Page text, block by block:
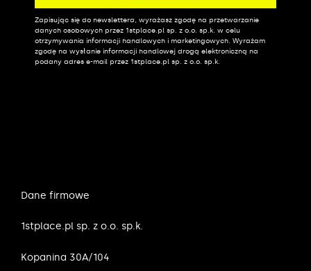
Alternative:
Zapisując się do newslettera, wyrażasz zgodę na przetwarzanie
danych osobowych przez 1stplace.pl sp. z o.o. sp.k. w celu
otrzymywania informacji handlowych i marketingowych. Wyrażam
zgodę na wysłanie informacji handlowej drogą elektroniczną na
podany adres e-mail przez 1stplace.pl sp. z o.o. sp.k.
Dane firmowe
1stplace.pl sp. z o.o. sp.k.
Kopanina 30A/104